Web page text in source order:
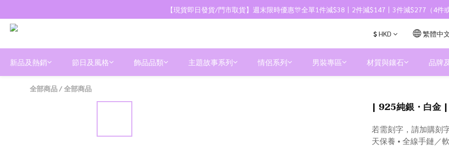
【現貨即日發貨/門市取貨】週末限時優惠🎊全單1件減$38丨2件減$147丨3件減$277（4件
$HKD 繁體中
新品及熱銷 節日及風格 飾品品類 主題故事系列 情侶系列 男裝專區 材質與鑲石 品牌
全部商品/全部商品
| 925純銀・白金
若需刻字，請加購刻
天保養 • 全線手鏈／